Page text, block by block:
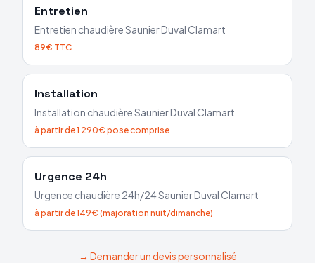
Entretien
Entretien chaudièreSaunier Duval Clamart
89€ TTC
Installation
Installation chaudièreSaunier Duval Clamart
à partir de 1 290€ pose comprise
Urgence 24h
Urgence chaudière 24h/24Saunier Duval Clamart
à partir de 149€ (majoration nuit/dimanche)
→ Demander un devis personnalisé